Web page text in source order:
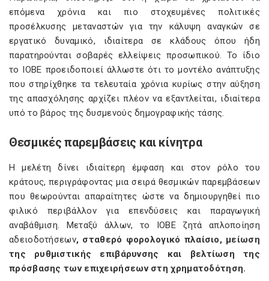
επόμενα χρόνια και πιο στοχευμένες πολιτικές
προσέλκυσης μεταναστών για την κάλυψη αναγκών σε
εργατικό δυναμικό, ιδιαίτερα σε κλάδους όπου ήδη
παρατηρούνται σοβαρές ελλείψεις προσωπικού. Το ίδιο
το ΙΟΒΕ προειδοποιεί άλλωστε ότι το μοντέλο ανάπτυξης
που στηρίχθηκε τα τελευταία χρόνια κυρίως στην αύξηση
της απασχόλησης αρχίζει πλέον να εξαντλείται, ιδιαίτερα
υπό το βάρος της δυσμενούς δημογραφικής τάσης.
Θεσμικές παρεμβάσεις και κίνητρα
Η μελέτη δίνει ιδιαίτερη έμφαση και στον ρόλο του
κράτους, περιγράφοντας μια σειρά θεσμικών παρεμβάσεων
που θεωρούνται απαραίτητες ώστε να δημιουργηθεί πιο
φιλικό περιβάλλον για επενδύσεις και παραγωγική
αναβάθμιση. Μεταξύ άλλων, το ΙΟΒΕ ζητά απλοποίηση
αδειοδοτήσεων, σταθερό φορολογικό πλαίσιο, μείωση
της ρυθμιστικής επιβάρυνσης και βελτίωση της
πρόσβασης των επιχειρήσεων στη χρηματοδότηση.